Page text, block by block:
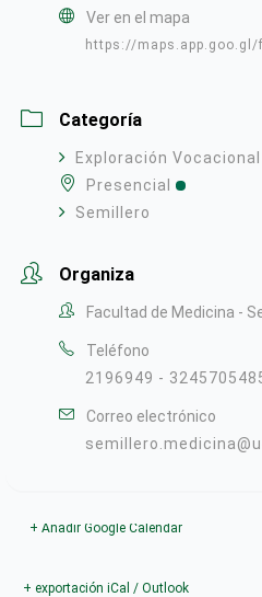
Ver en el mapa
https://maps.app.goo.gl/
Categoría
Exploración Vocacional
Presencial
Semillero
Organiza
Facultad de Medicina -
Teléfono
2196949 -
Correo electrónico
+ Añadir Google Calendar
+ exportación iCal / Outlook